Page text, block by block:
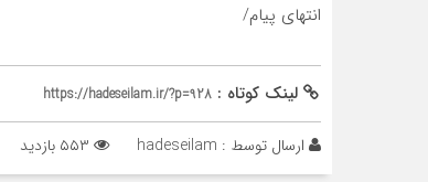
انتهای پیام/
لینک کوتاه : https://hadeseilam.ir/?p=928
ارسال توسط : hadeseilam